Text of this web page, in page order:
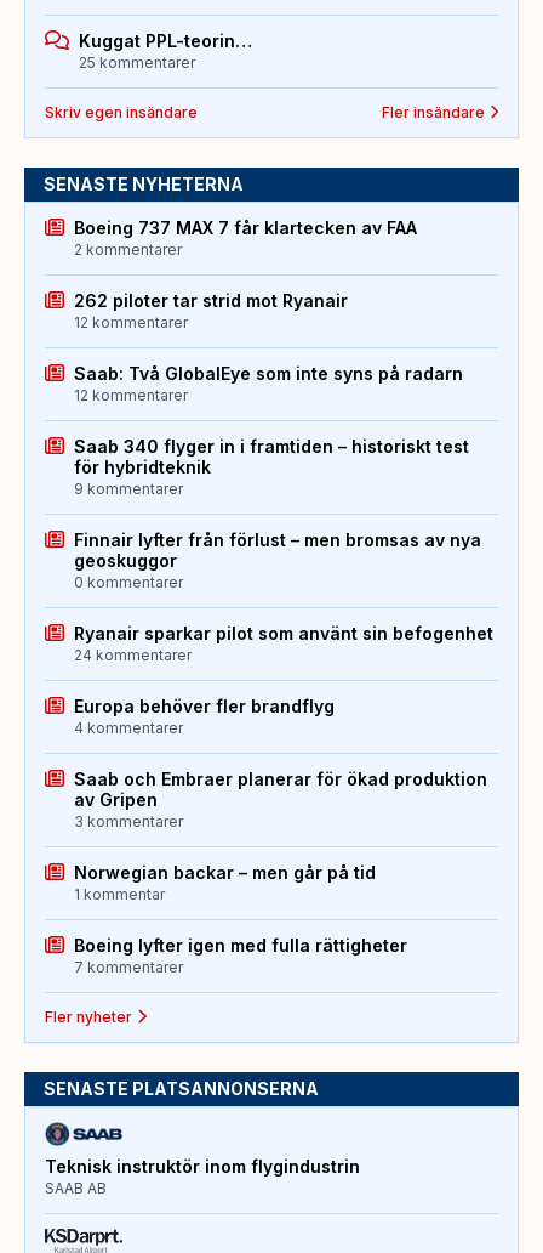
Kuggat PPL-teorin…
25 kommentarer
Skriv egen insändare Fler insändare
SENASTE NYHETERNA
Boeing 737 MAX 7 får klartecken av FAA
2 kommentarer
262 piloter tar strid mot Ryanair
12 kommentarer
Saab: Två GlobalEye som inte syns på radarn
12 kommentarer
Saab 340 flyger in i framtiden – historiskt test
för hybridteknik
9 kommentarer
Finnair lyfter från förlust – men bromsas av nya
geoskuggor
0 kommentarer
Ryanair sparkar pilot som använt sin befogenhet
24 kommentarer
Europa behöver fler brandflyg
4 kommentarer
Saab och Embraer planerar för ökad produktion
av Gripen
3 kommentarer
Norwegian backar – men går på tid
1 kommentar
Boeing lyfter igen med fulla rättigheter
7 kommentarer
Fler nyheter
SENASTE PLATSANNONSERNA
Teknisk instruktör inom flygindustrin
SAAB AB